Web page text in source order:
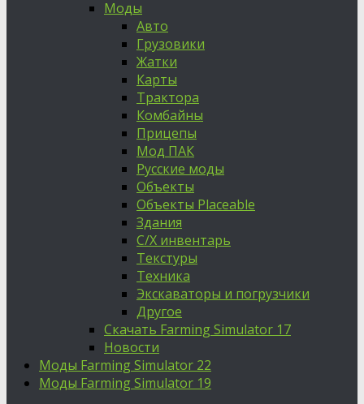
Моды
Авто
Грузовики
Жатки
Карты
Трактора
Комбайны
Прицепы
Мод ПАК
Русские моды
Объекты
Объекты Placeable
Здания
С/Х инвентарь
Текстуры
Техника
Экскаваторы и погрузчики
Другое
Скачать Farming Simulator 17
Новости
Моды Farming Simulator 22
Моды Farming Simulator 19